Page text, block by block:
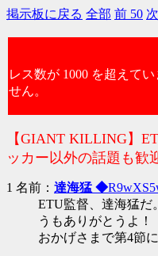
掲示板に戻る 全部 前 50
レス数が 1000 を超えて
せん。
【GIANT KILLING】
ッカー以外の話題も歓
1 名前： 達海猛 ◆
ETU監督、達海猛だ
うもありがとうよ！
おかげさまで第4節